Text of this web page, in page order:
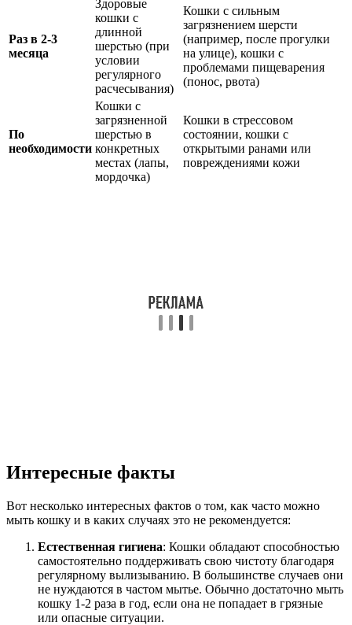
Раз в 2-3
месяца
Здоровые
кошки с
длинной
шерстью (при
условии
регулярного
расчесывания)
Кошки с сильным
загрязнением шерсти
(например, после прогулки
на улице), кошки с
проблемами пищеварения
(понос, рвота)
По
необходимости
Кошки с
загрязненной
шерстью в
конкретных
местах (лапы,
мордочка)
Кошки в стрессовом
состоянии, кошки с
открытыми ранами или
повреждениями кожи
Интересные факты
Вот несколько интересных фактов о том, как часто можно
мыть кошку и в каких случаях это не рекомендуется:
Естественная гигиена: Кошки обладают способностью
самостоятельно поддерживать свою чистоту благодаря
регулярному вылизыванию. В большинстве случаев они
не нуждаются в частом мытье. Обычно достаточно мыть
кошку 1-2 раза в год, если она не попадает в грязные
или опасные ситуации.